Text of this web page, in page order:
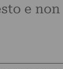
e non